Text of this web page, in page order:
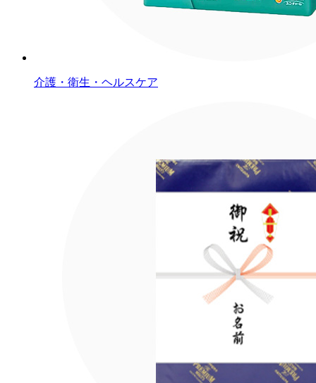
介護・衛生・ヘルスケア